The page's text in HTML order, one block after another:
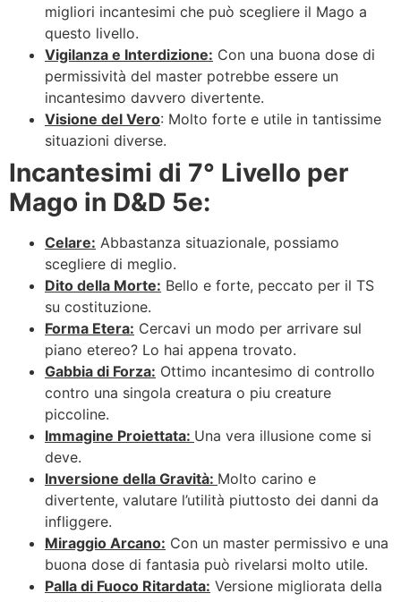
migliori incantesimi che può scegliere il Mago a
questo livello.
Vigilanza e Interdizione: Con una buona dose di
permissività del master potrebbe essere un
incantesimo davvero divertente.
Visione del Vero: Molto forte e utile in tantissime
situazioni diverse.
Incantesimi di 7° Livello per
Mago in D&D 5e:
Celare: Abbastanza situazionale, possiamo
scegliere di meglio.
Dito della Morte: Bello e forte, peccato per il TS
su costituzione.
Forma Etera: Cercavi un modo per arrivare sul
piano etereo? Lo hai appena trovato.
Gabbia di Forza: Ottimo incantesimo di controllo
contro una singola creatura o piu creature
piccoline.
Immagine Proiettata: Una vera illusione come si
deve.
Inversione della Gravità: Molto carino e
divertente, valutare l’utilità piuttosto dei danni da
infliggere.
Miraggio Arcano: Con un master permissivo e una
buona dose di fantasia può rivelarsi molto utile.
Palla di Fuoco Ritardata: Versione migliorata della